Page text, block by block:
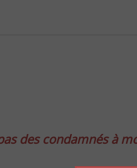
des condamnés à